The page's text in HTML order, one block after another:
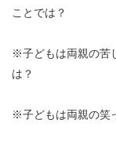
ことでは？
※子どもは両親の苦
は？
※子どもは両親の笑